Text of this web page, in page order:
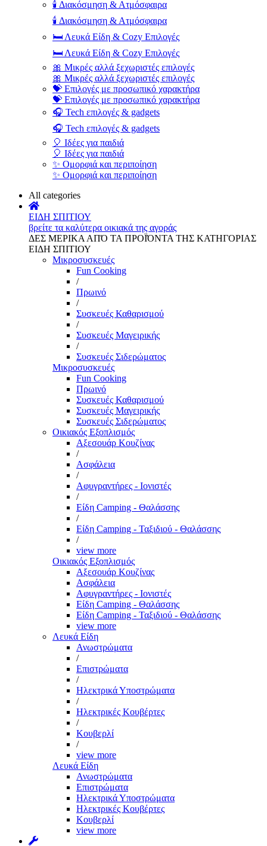
🕯️ Διακόσμηση & Ατμόσφαιρα
🕯️ Διακόσμηση & Ατμόσφαιρα
🛏️ Λευκά Είδη & Cozy Επιλογές
🛏️ Λευκά Είδη & Cozy Επιλογές
🎀 Μικρές αλλά ξεχωριστές επιλογές
🎀 Μικρές αλλά ξεχωριστές επιλογές
💝 Επιλογές με προσωπικό χαρακτήρα
💝 Επιλογές με προσωπικό χαρακτήρα
🎧 Tech επιλογές & gadgets
🎧 Tech επιλογές & gadgets
🎈 Ιδέες για παιδιά
🎈 Ιδέες για παιδιά
✨ Ομορφιά και περιποίηση
✨ Ομορφιά και περιποίηση
All categories
ΕΙΔΗ ΣΠΙΤΙΟΥ
βρείτε τα καλύτερα οικιακά της αγοράς
ΔΕΣ ΜΕΡΙΚΑ ΑΠΌ ΤΑ ΠΡΟΪΌΝΤΑ ΤΗΣ ΚΑΤΗΓΟΡΙΑΣ
ΕΙΔΗ ΣΠΙΤΙΟΥ
Μικροσυσκευές
Fun Cooking
/
Πρωινό
/
Συσκευές Καθαρισμού
/
Συσκευές Μαγειρικής
/
Συσκευές Σιδερώματος
Μικροσυσκευές
Fun Cooking
Πρωινό
Συσκευές Καθαρισμού
Συσκευές Μαγειρικής
Συσκευές Σιδερώματος
Οικιακός Εξοπλισμός
Αξεσουάρ Κουζίνας
/
Ασφάλεια
/
Αφυγραντήρες - Ιονιστές
/
Είδη Camping - Θαλάσσης
/
Είδη Camping - Ταξιδιού - Θαλάσσης
/
view more
Οικιακός Εξοπλισμός
Αξεσουάρ Κουζίνας
Ασφάλεια
Αφυγραντήρες - Ιονιστές
Είδη Camping - Θαλάσσης
Είδη Camping - Ταξιδιού - Θαλάσσης
view more
Λευκά Είδη
Ανωστρώματα
/
Επιστρώματα
/
Ηλεκτρικά Υποστρώματα
/
Ηλεκτρικές Κουβέρτες
/
Κουβερλί
/
view more
Λευκά Είδη
Ανωστρώματα
Επιστρώματα
Ηλεκτρικά Υποστρώματα
Ηλεκτρικές Κουβέρτες
Κουβερλί
view more